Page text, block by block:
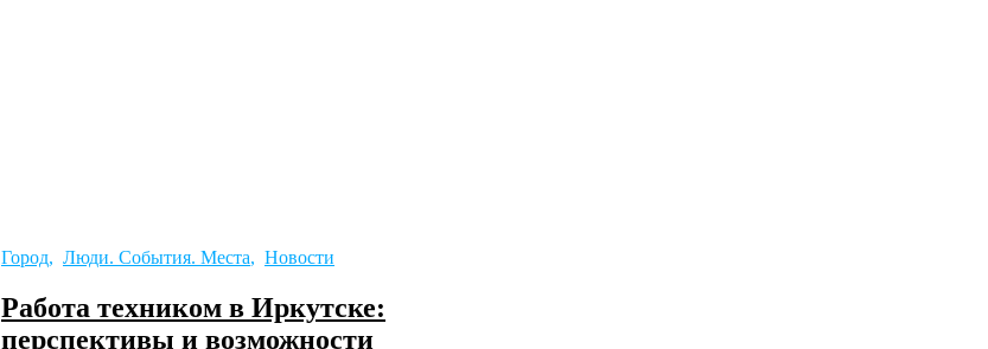
Город, Люди. События. Места, Новости
Работа техником в Иркутске:
перспективы и возможности